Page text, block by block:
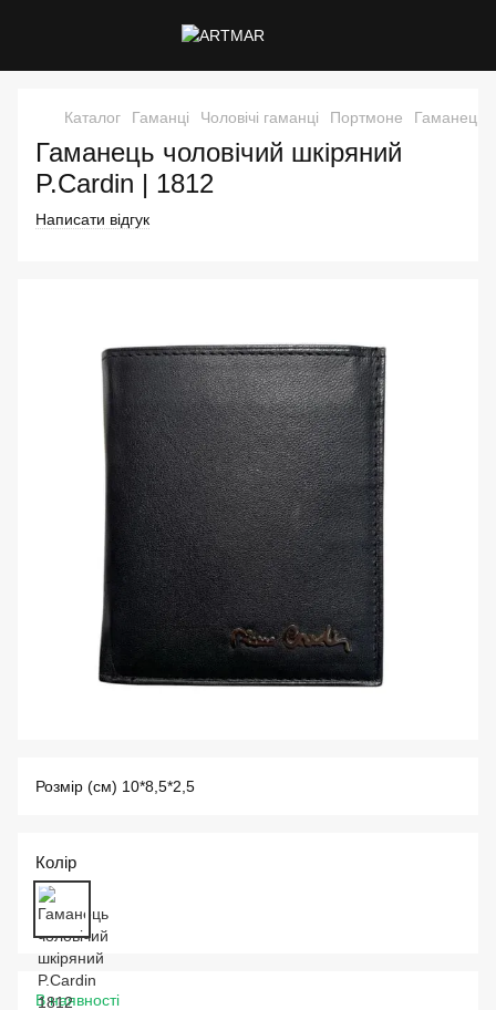
Каталог Гаманці Чоловічі гаманці Портмоне Гаманець
Гаманець чоловічий шкіряний
P.Cardin | 1812
Написати відгук
Розмір (см) 10*8,5*2,5
Колір
В наявності